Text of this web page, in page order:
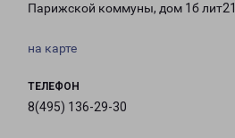
Парижской коммуны, дом 1б лит21
на карте
ТЕЛЕФОН
8(495) 136-29-30